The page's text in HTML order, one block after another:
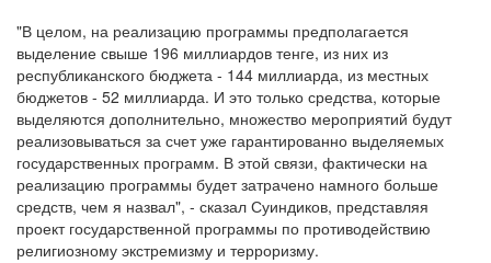
"В целом, на реализацию программы предполагается
выделение свыше 196 миллиардов тенге, из них из
республиканского бюджета - 144 миллиарда, из местных
бюджетов - 52 миллиарда. И это только средства, которые
выделяются дополнительно, множество мероприятий будут
реализовываться за счет уже гарантированно выделяемых
государственных программ. В этой связи, фактически на
реализацию программы будет затрачено намного больше
средств, чем я назвал", - сказал Суиндиков, представляя
проект государственной программы по противодействию
религиозному экстремизму и терроризму.